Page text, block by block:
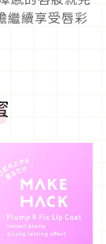
繼續享受唇彩